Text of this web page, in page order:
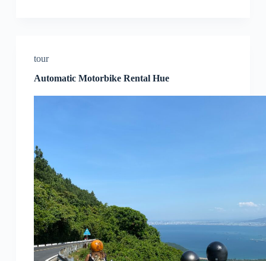
tour
Automatic Motorbike Rental Hue